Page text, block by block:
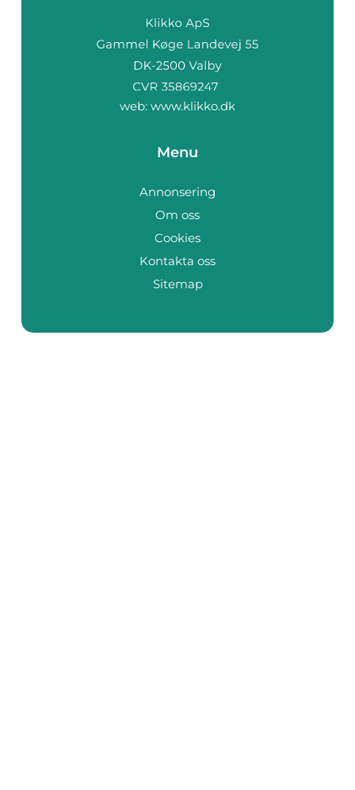
web: www.klikko.dk
Menu
Annonsering
Om oss
Cookies
Kontakta oss
Sitemap